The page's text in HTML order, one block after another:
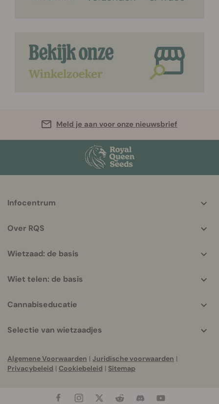
Meld je aan voor onze nieuwsbrief
helpful
Infocentrum
Over RQS
Wietzaad: de basis
Wiet telen: de basis
Cannabiseducatie
Selectie van wietzaadjes
Algemene Voorwaarden | Juridische voorwaarden |
Privacybeleid | Cookiebeleid | Sitemap